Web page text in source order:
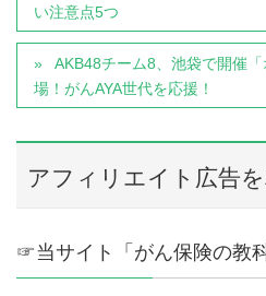
い注意点5つ
AKB48チーム8、池袋で開催
場！がんAYA世代を応援！
アフィリエイト広告
☞当サイト「がん保険の教